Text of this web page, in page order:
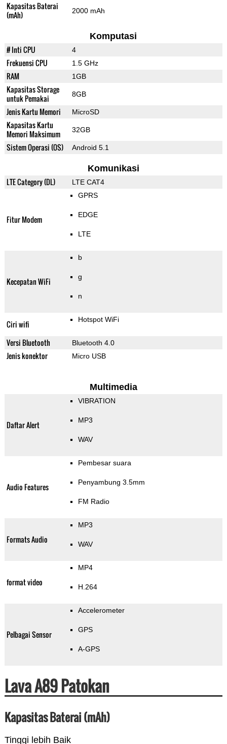
Kapasitas Baterai
(mAh)
2000 mAh
Komputasi
# Inti CPU 4
Frekuensi CPU 1.5 GHz
RAM 1GB
Kapasitas Storage
untuk Pemakai
8GB
Jenis Kartu Memori MicroSD
Kapasitas Kartu
Memori Maksimum
32GB
Sistem Operasi (OS) Android 5.1
Komunikasi
LTE Category (DL) LTE CAT4
Fitur Modem
GPRS
EDGE
LTE
Kecepatan WiFi
b
g
n
Ciri wifi Hotspot WiFi
Versi Bluetooth Bluetooth 4.0
Jenis konektor Micro USB
Multimedia
Daftar Alert
VIBRATION
MP3
WAV
Audio Features
Pembesar suara
Penyambung 3.5mm
FM Radio
Formats Audio
MP3
WAV
format video
MP4
H.264
Pelbagai Sensor
Accelerometer
GPS
A-GPS
Lava A89 Patokan
Kapasitas Baterai (mAh)
Tinggi lebih Baik